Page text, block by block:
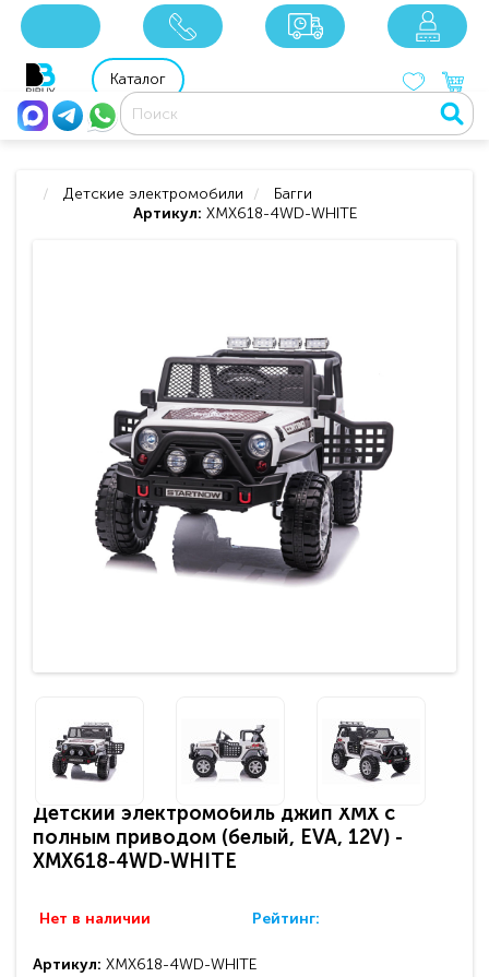
8 800 201 92 06
Каталог
Детские электромобили
Багги
Артикул: XMX618-4WD-WHITE
Детский электромобиль джип XMX с
полным приводом (белый, EVA, 12V) -
XMX618-4WD-WHITE
Нет в наличии Рейтинг:
Артикул: XMX618-4WD-WHITE
xxx